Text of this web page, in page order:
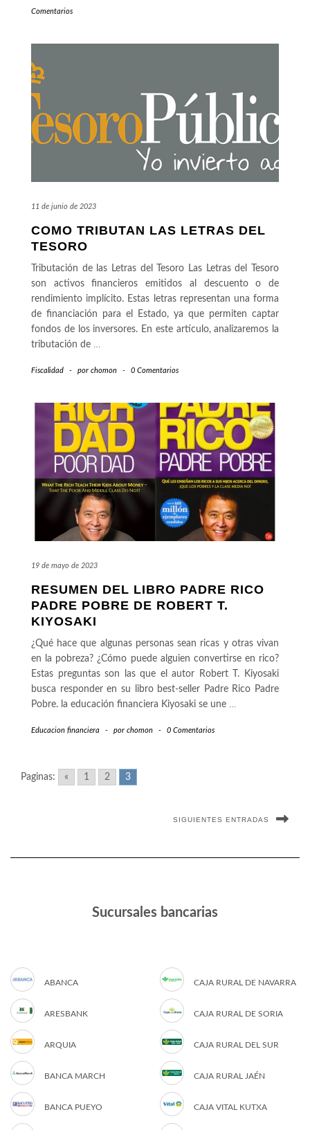
Comentarios
11 de junio de 2023
COMO TRIBUTAN LAS LETRAS DEL
TESORO
Tributación de las Letras del Tesoro Las Letras del Tesoro
son activos financieros emitidos al descuento o de
rendimiento implícito. Estas letras representan una forma
de financiación para el Estado, ya que permiten captar
fondos de los inversores. En este artículo, analizaremos la
tributación de …
Fiscalidad - por chomon - 0 Comentarios
19 de mayo de 2023
RESUMEN DEL LIBRO PADRE RICO
PADRE POBRE DE ROBERT T.
KIYOSAKI
¿Qué hace que algunas personas sean ricas y otras vivan
en la pobreza? ¿Cómo puede alguien convertirse en rico?
Estas preguntas son las que el autor Robert T. Kiyosaki
busca responder en su libro best-seller Padre Rico Padre
Pobre. la educación financiera Kiyosaki se une …
Educacion financiera - por chomon - 0 Comentarios
Paginas: « 1 2 3
SIGUIENTES ENTRADAS
Sucursales bancarias
ABANCA
ARESBANK
ARQUIA
BANCA MARCH
BANCA PUEYO
CAJA RURAL DE NAVARRA
CAJA RURAL DE SORIA
CAJA RURAL DEL SUR
CAJA RURAL JAÉN
CAJA VITAL KUTXA